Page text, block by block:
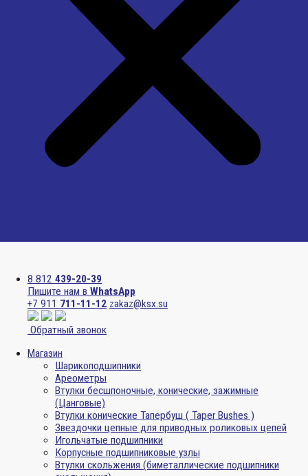
8 812 439-20-39
Пишите нам в WhatsApp
+7 911 711-11-12 zakaz@ksx.su
Обратный звонок
Магазин
Шарикоподшипники
Ареометры
Втулки бесшпоночные, конические, зажимные
(Цанговые)
Втулки конические Тапербуш ( Taper Bushes )
Звездочки цепные для приводных роликовых цепей
Игольчатые подшипники
Корпусные подшипниковые узлы
Втулки скольжения (биметаллические подшипники